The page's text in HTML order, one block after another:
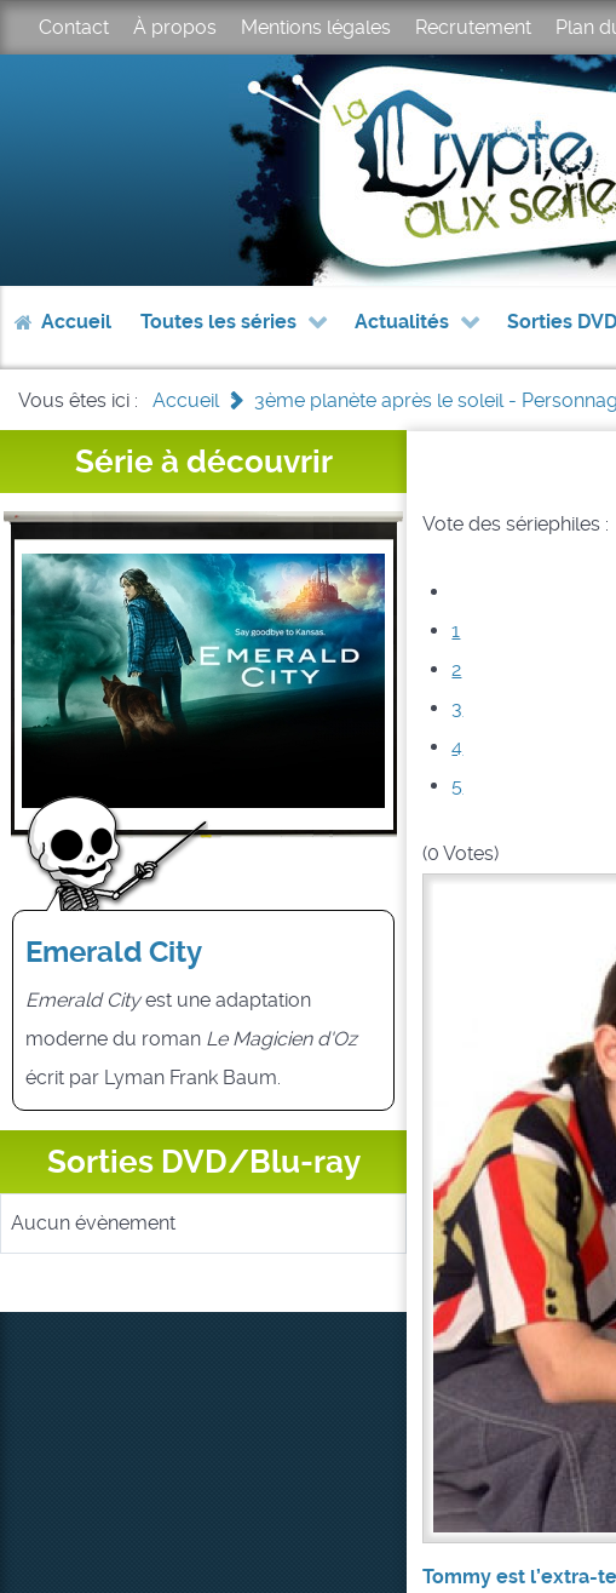
Contact À propos Mentions légales Recrutement Plan
Accueil Toutes les séries Actualités Sorties
Vous êtes ici : Accueil > 3ème planète après le soleil -
Série à découvrir
Emerald City
Emerald Cityest une adaptation
moderne du roman Le Magicien d'Oz
écrit par Lyman Frank Baum.
Sorties DVD/Blu-ray
Aucun évènement
Vote des sériephiles :
1
2
3
4
5
(0 Votes)
Tommy est l’extra-